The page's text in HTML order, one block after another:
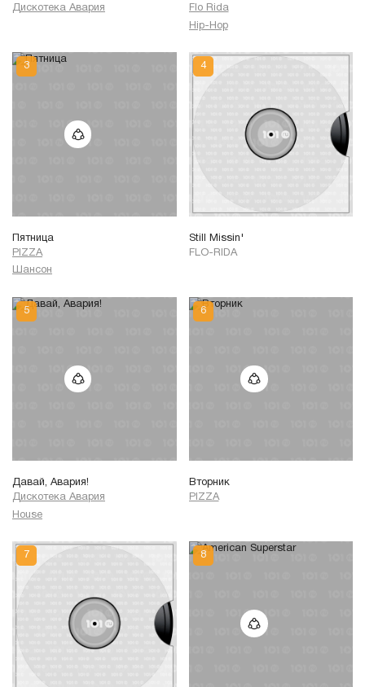
Дискотека Авария
Flo Rida
Hip-Hop
Пятница
PIZZA
Шансон
Still Missin'
FLO-RIDA
Давай, Авария!
Дискотека Авария
House
Вторник
PIZZA